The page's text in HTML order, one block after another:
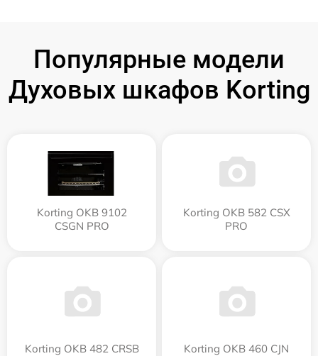
Популярные модели
Духовых шкафов Korting
Korting OKB 9102
CSGN PRO
Korting OKB 582 CSX
PRO
Korting OKB 482 CRSB Korting OKB 460 CJN